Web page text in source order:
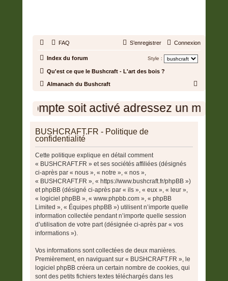
FAQ Connexion
S’enregistrer
Index du forum Style :
Qu'est ce que le Bushcraft - L'art des bois ?
Almanach du Bushcraft
c
compte soit activé adressez un
BUSHCRAFT.FR - Politique de
confidentialité
Cette politique explique en détail comment
« BUSHCRAFT.FR » et ses sociétés affiliées (désignés
ci-après par « nous », « notre », « nos »,
« BUSHCRAFT.FR », « https://www.bushcraft.fr/phpBB »)
et phpBB (désigné ci-après par « ils », « eux », « leur »,
« logiciel phpBB », « www.phpbb.com », « phpBB
Limited », « Équipes phpBB ») utilisent n’importe quelle
information collectée pendant n’importe quelle session
d’utilisation de votre part (désignée ci-après par « vos
informations »).
Vos informations sont collectées de deux manières.
Premièrement, en naviguant sur « BUSHCRAFT.FR », le
logiciel phpBB créera un certain nombre de cookies, qui
sont des petits fichiers textes téléchargés dans les